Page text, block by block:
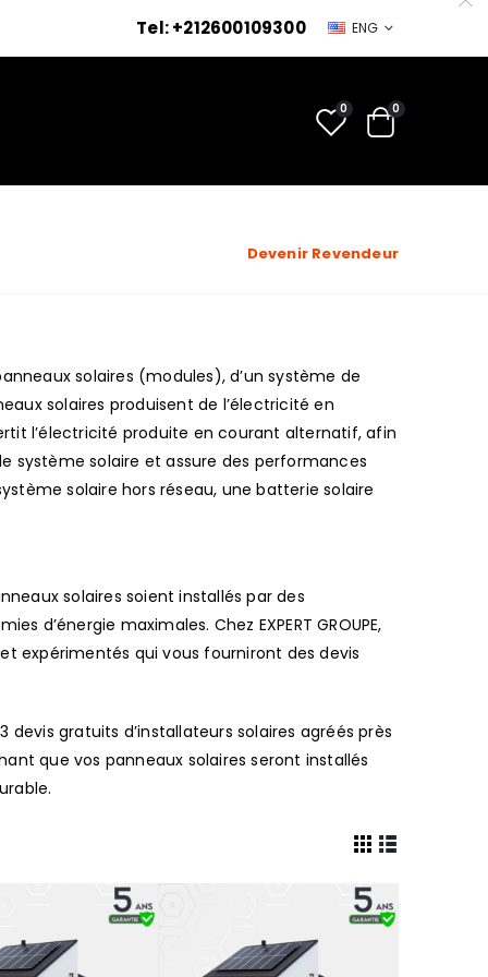
Tel: +212600109300 ENG
0 0
Devenir Revendeur
solaires (modules), d’un système de
solaires produisent de l’électricité en
l’électricité produite en courant alternatif, afin
système solaire et assure des performances
solaire hors réseau, une batterie solaire
solaires soient installés par des
d’énergie maximales. Chez EXPERT GROUPE,
expérimentés qui vous fourniront des devis
gratuits d’installateurs solaires agréés près
que vos panneaux solaires seront installés